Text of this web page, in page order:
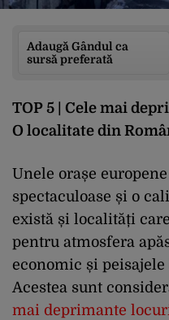
Adaugă Gândul ca
sursă preferată
TOP 5 | Cele mai
O localitate din
Unele orașe
spectaculoase și o
există și localități
pentru atmosfera
economic și
Acestea sunt
mai deprimante